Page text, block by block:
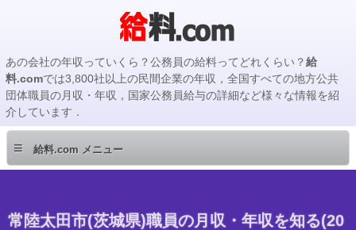
あの会社の年収っていくら？公務員の給料ってどれくらい？給
料.comでは3,800社以上の民間企業の年収，全国すべての地方公共
団体職員の月収・年収，国家公務員給与の詳細など様々な情報を紹
介しています．
≡ 給料.com メニュー
常陸太田市(茨城県)職員の月収・年収を知る(20